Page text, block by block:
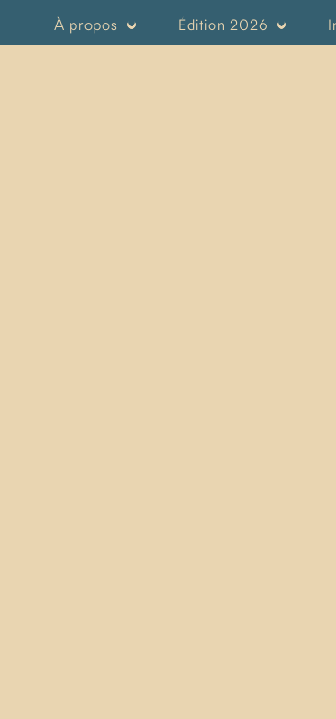
À propos Édition 2026